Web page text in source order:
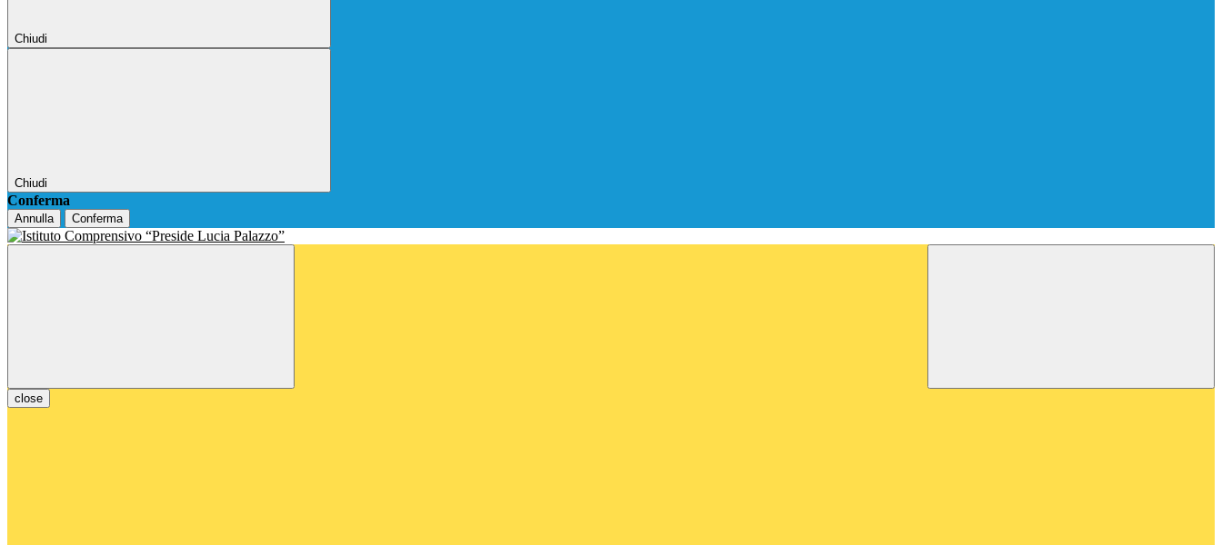
Chiudi
Chiudi
Conferma
Annulla Conferma
close